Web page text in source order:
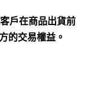
戶在商品出貨前
的交易權益。